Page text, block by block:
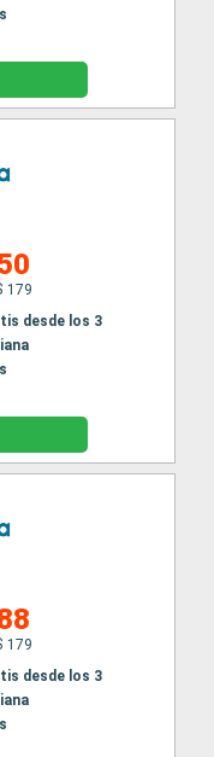
179
desde los 3
179
desde los 3